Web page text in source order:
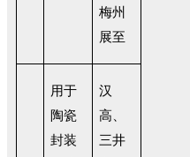
梅州
展至
用于
陶瓷
封装
汉
高、
三井